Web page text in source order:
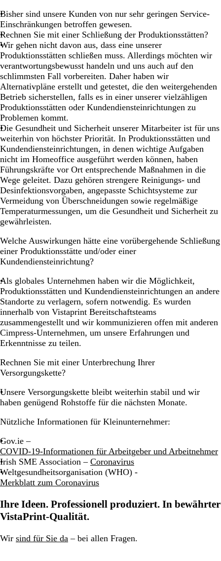
Bisher sind unsere Kunden von nur sehr geringen Service-
Einschränkungen betroffen gewesen.
Rechnen Sie mit einer Schließung der Produktionsstätten?
Wir gehen nicht davon aus, dass eine unserer
Produktionsstätten schließen muss. Allerdings möchten wir
verantwortungsbewusst handeln und uns auch auf den
schlimmsten Fall vorbereiten. Daher haben wir
Alternativpläne erstellt und getestet, die den weitergehenden
Betrieb sicherstellen, falls es in einer unserer vielzähligen
Produktionsstätten oder Kundendiensteinrichtungen zu
Problemen kommt.
Die Gesundheit und Sicherheit unserer Mitarbeiter ist für uns
weiterhin von höchster Priorität. In Produktionsstätten und
Kundendiensteinrichtungen, in denen wichtige Aufgaben
nicht im Homeoffice ausgeführt werden können, haben
Führungskräfte vor Ort entsprechende Maßnahmen in die
Wege geleitet. Dazu gehören strengere Reinigungs- und
Desinfektionsvorgaben, angepasste Schichtsysteme zur
Vermeidung von Überschneidungen sowie regelmäßige
Temperaturmessungen, um die Gesundheit und Sicherheit zu
gewährleisten.
Welche Auswirkungen hätte eine vorübergehende Schließung
einer Produktionsstätte und/oder einer
Kundendiensteinrichtung?
Als globales Unternehmen haben wir die Möglichkeit,
Produktionsstätten und Kundendiensteinrichtungen an andere
Standorte zu verlagern, sofern notwendig. Es wurden
innerhalb von Vistaprint Bereitschaftsteams
zusammengestellt und wir kommunizieren offen mit anderen
Cimpress-Unternehmen, um unsere Erfahrungen und
Erkenntnisse zu teilen.
Rechnen Sie mit einer Unterbrechung Ihrer
Versorgungskette?
Unsere Versorgungskette bleibt weiterhin stabil und wir
haben genügend Rohstoffe für die nächsten Monate.
Nützliche Informationen für Kleinunternehmer:
Gov.ie –
COVID-19-Informationen für Arbeitgeber und Arbeitnehmer
Irish SME Association – Coronavirus
Weltgesundheitsorganisation (WHO) -
Merkblatt zum Coronavirus
Ihre Ideen. Professionell produziert. In bewährter
VistaPrint-Qualität.
Wir sind für Sie da – bei allen Fragen.